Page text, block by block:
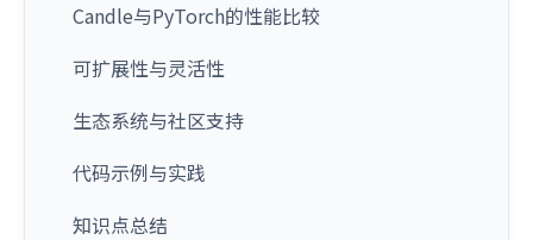
Candle与PyTorch的性能比较
可扩展性与灵活性
生态系统与社区支持
代码示例与实践
知识点总结